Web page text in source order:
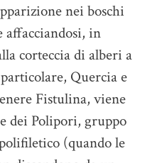
nei boschi
affacciandosi, in
corteccia di alberi a
Quercia e
Fistulina, viene
dei Polipori, gruppo
(quando le